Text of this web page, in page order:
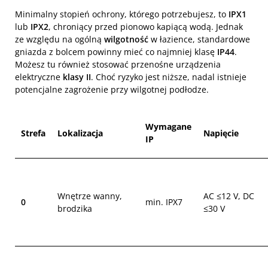
Minimalny stopień ochrony, którego potrzebujesz, to IPX1
lub IPX2, chroniący przed pionowo kapiącą wodą. Jednak
ze względu na ogólną wilgotność w łazience, standardowe
gniazda z bolcem powinny mieć co najmniej klasę IP44.
Możesz tu również stosować przenośne urządzenia
elektryczne klasy II. Choć ryzyko jest niższe, nadal istnieje
potencjalne zagrożenie przy wilgotnej podłodze.
Strefa Lokalizacja
Wymagane
IP
Napięcie
0
Wnętrze wanny,
brodzika
min. IPX7
AC ≤12 V, DC
≤30 V